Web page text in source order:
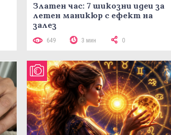
Златен час: 7 шикозни идеи за
летен маникюр с ефект на
залез
649 3 мин 0